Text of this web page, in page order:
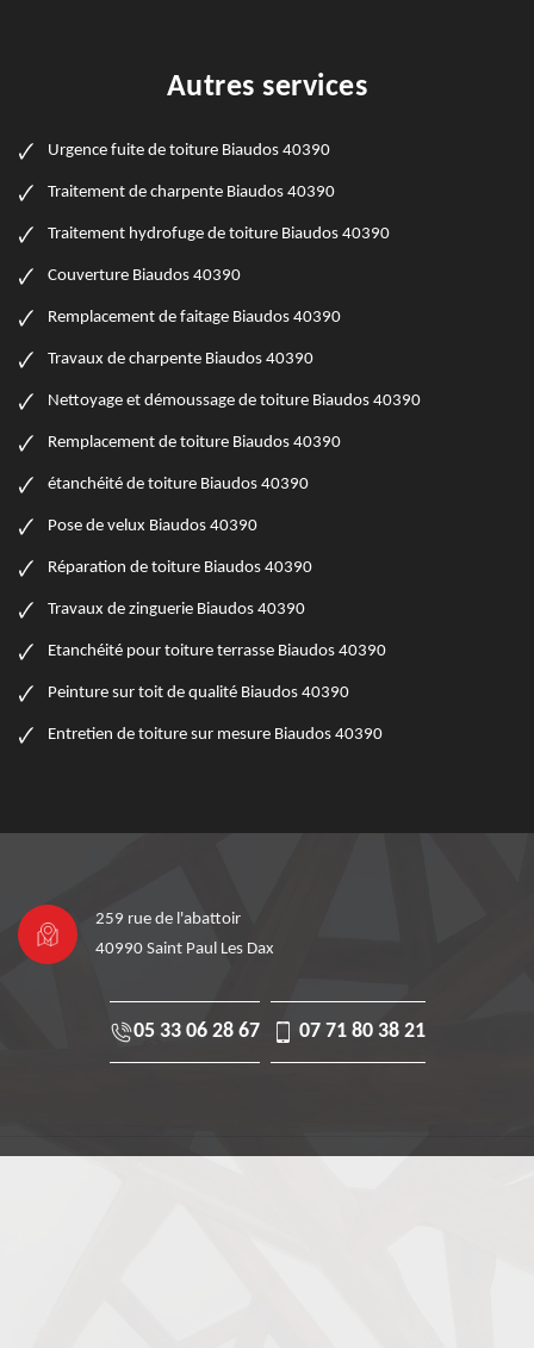
Autres services
Urgence fuite de toiture Biaudos 40390
Traitement de charpente Biaudos 40390
Traitement hydrofuge de toiture Biaudos 40390
Couverture Biaudos 40390
Remplacement de faitage Biaudos 40390
Travaux de charpente Biaudos 40390
Nettoyage et démoussage de toiture Biaudos 40390
Remplacement de toiture Biaudos 40390
étanchéité de toiture Biaudos 40390
Pose de velux Biaudos 40390
Réparation de toiture Biaudos 40390
Travaux de zinguerie Biaudos 40390
Etanchéité pour toiture terrasse Biaudos 40390
Peinture sur toit de qualité Biaudos 40390
Entretien de toiture sur mesure Biaudos 40390
259 rue de l'abattoir
40990 Saint Paul Les Dax
05 33 06 28 67 07 71 80 38 21